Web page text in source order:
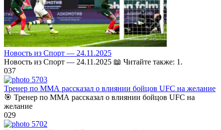
Новость из Спорт — 24.11.2025
Новость из Спорт — 24.11.2025 📖 Читайте также: 1.
037
Тренер по ММА рассказал о влиянии бойцов UFC на желание
🎯 Тренер по ММА рассказал о влиянии бойцов UFC на
желание
029